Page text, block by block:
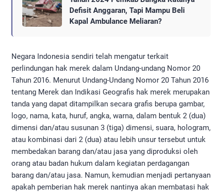
Defisit Anggaran, Tapi Mampu Beli
Kapal Ambulance Meliaran?
Negara Indonesia sendiri telah mengatur terkait
perlindungan hak merek dalam Undang-undang Nomor 20
Tahun 2016. Menurut Undang-Undang Nomor 20 Tahun 2016
tentang Merek dan Indikasi Geografis hak merek merupakan
tanda yang dapat ditampilkan secara grafis berupa gambar,
logo, nama, kata, huruf, angka, warna, dalam bentuk 2 (dua)
dimensi dan/atau susunan 3 (tiga) dimensi, suara, hologram,
atau kombinasi dari 2 (dua) atau lebih unsur tersebut untuk
membedakan barang dan/atau jasa yang diproduksi oleh
orang atau badan hukum dalam kegiatan perdagangan
barang dan/atau jasa. Namun, kemudian menjadi pertanyaan
apakah pemberian hak merek nantinya akan membatasi hak